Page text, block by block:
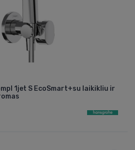
1jet S EcoSmart+su laikikliu ir